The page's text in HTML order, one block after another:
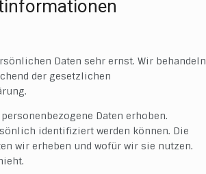
Daten sehr ernst. Wir behandeln
der gesetzlichen
Daten erhoben.
identifiziert werden können. Die
wir erheben und wofür wir sie nutzen.